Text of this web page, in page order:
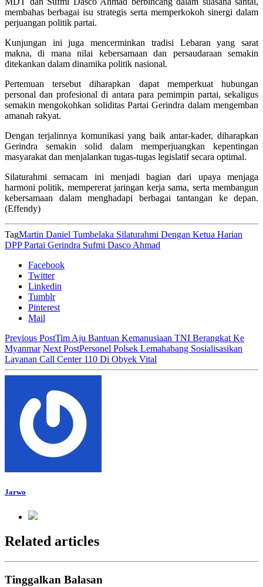
membahas berbagai isu strategis serta memperkokoh sinergi dalam
perjuangan politik partai.
Kunjungan ini juga mencerminkan tradisi Lebaran yang sarat
makna, di mana nilai kebersamaan dan persaudaraan semakin
ditekankan dalam dinamika politik nasional.
Pertemuan tersebut diharapkan dapat memperkuat hubungan
personal dan profesional di antara para pemimpin partai, sekaligus
semakin mengokohkan soliditas Partai Gerindra dalam mengemban
amanah rakyat.
Dengan terjalinnya komunikasi yang baik antar-kader, diharapkan
Gerindra semakin solid dalam memperjuangkan kepentingan
masyarakat dan menjalankan tugas-tugas legislatif secara optimal.
Silaturahmi semacam ini menjadi bagian dari upaya menjaga
harmoni politik, mempererat jaringan kerja sama, serta membangun
kebersamaan dalam menghadapi berbagai tantangan ke depan.
(Effendy)
TagMartin Daniel Tumbelaka Silaturahmi Dengan Ketua Harian
DPP Partai Gerindra Sufmi Dasco Ahmad
Facebook
Twitter
Linkedin
Tumblr
Pinterest
Mail
Previous PostTim Aju Bantuan Kemanusiaan TNI Berangkat Ke
Myanmar Next PostPersonel Polsek Lemahabang Sosialisasikan
Layanan Call Center 110 Di Obyek Vital
Jarwo
Related articles
Tinggalkan Balasan